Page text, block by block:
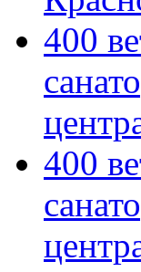
400
400